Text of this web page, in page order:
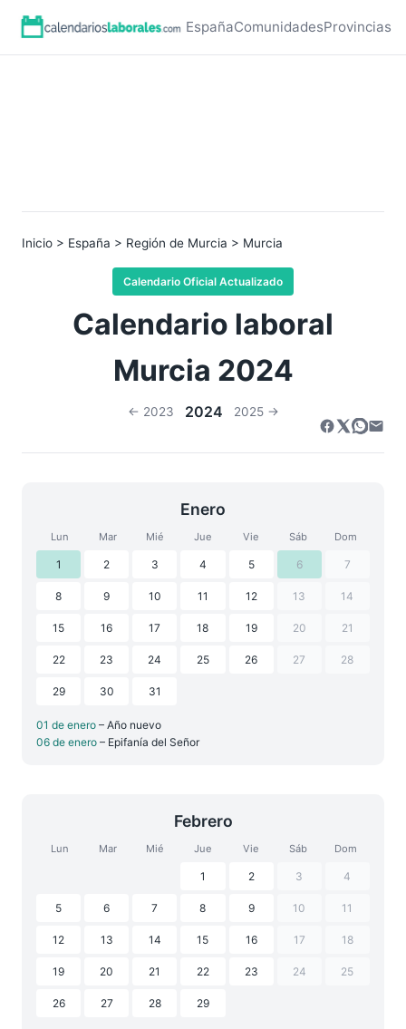
EspañaComunidadesProvincias
Inicio > España > Región de Murcia > Murcia
Calendario Oficial Actualizado
Calendario laboral
Murcia 2024
← 2023 2024 2025 →
Enero
Lun Mar Mié Jue Vie Sáb Dom
1 2 3 4 5 6 7
8 9 10 11 12 13 14
15 16 17 18 19 20 21
22 23 24 25 26 27 28
29 30 31
01 de enero – Año nuevo
06 de enero – Epifanía del Señor
Febrero
Lun Mar Mié Jue Vie Sáb Dom
1 2 3 4
5 6 7 8 9 10 11
12 13 14 15 16 17 18
19 20 21 22 23 24 25
26 27 28 29